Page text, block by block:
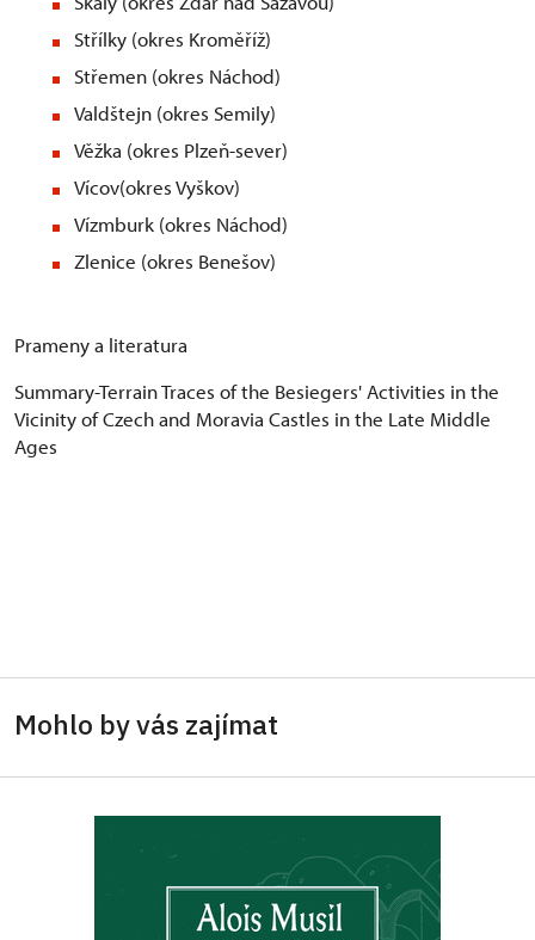
Střílky (okres Kroměříž)
Střemen (okres Náchod)
Valdštejn (okres Semily)
Věžka (okres Plzeň-sever)
Vícov(okres Vyškov)
Vízmburk (okres Náchod)
Zlenice (okres Benešov)
Prameny a literatura
Summary-Terrain Traces of the Besiegers' Activities in the
Vicinity of Czech and Moravia Castles in the Late Middle
Ages
Mohlo by vás zajímat